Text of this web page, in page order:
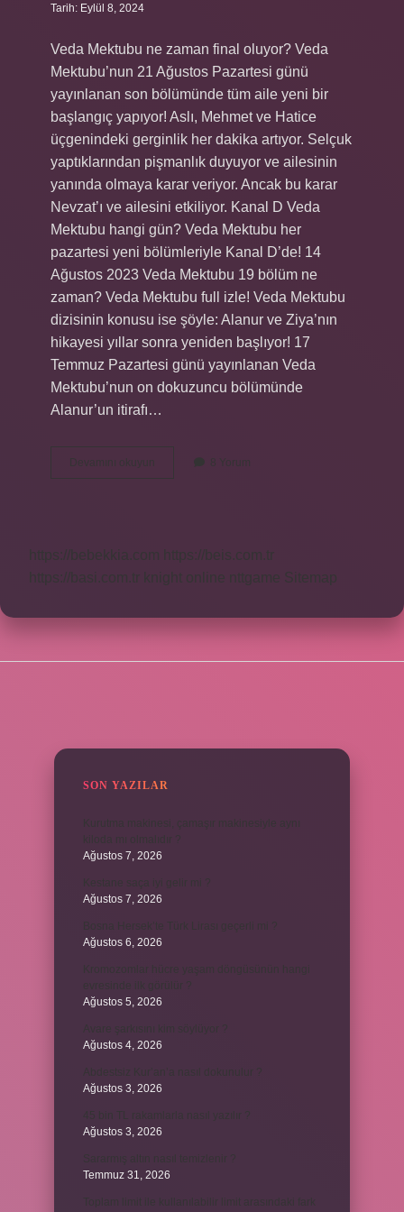
Tarih: Eylül 8, 2024
Veda Mektubu ne zaman final oluyor? Veda
Mektubu’nun 21 Ağustos Pazartesi günü
yayınlanan son bölümünde tüm aile yeni bir
başlangıç ​​yapıyor! Aslı, Mehmet ve Hatice
üçgenindeki gerginlik her dakika artıyor. Selçuk
yaptıklarından pişmanlık duyuyor ve ailesinin
yanında olmaya karar veriyor. Ancak bu karar
Nevzat’ı ve ailesini etkiliyor. Kanal D Veda
Mektubu hangi gün? Veda Mektubu her
pazartesi yeni bölümleriyle Kanal D’de! 14
Ağustos 2023 Veda Mektubu 19 bölüm ne
zaman? Veda Mektubu full izle! Veda Mektubu
dizisinin konusu ise şöyle: Alanur ve Ziya’nın
hikayesi yıllar sonra yeniden başlıyor! 17
Temmuz Pazartesi günü yayınlanan Veda
Mektubu’nun on dokuzuncu bölümünde
Alanur’un itirafı…
Devamını okuyun
Mektubu
8 Yorum
https://bebekkia.com
https://beis.com.tr
https://basi.com.tr
knight online nttgame Sitemap
SON YAZILAR
Ağustos 7, 2026
Ağustos 7, 2026
Ağustos 6, 2026
Ağustos 5, 2026
Ağustos 4, 2026
Ağustos 3, 2026
Ağustos 3, 2026
Temmuz 31, 2026